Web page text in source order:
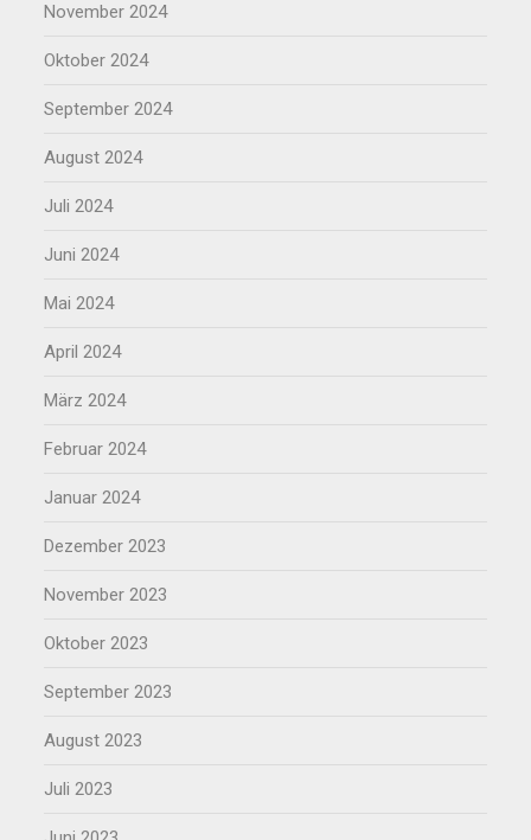
November 2024
Oktober 2024
September 2024
August 2024
Juli 2024
Juni 2024
Mai 2024
April 2024
März 2024
Februar 2024
Januar 2024
Dezember 2023
November 2023
Oktober 2023
September 2023
August 2023
Juli 2023